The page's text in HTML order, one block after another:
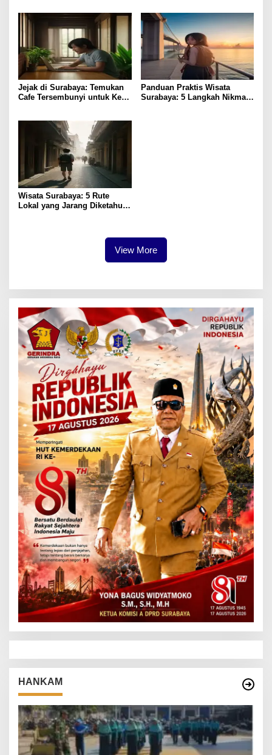
Jejak di Surabaya: Temukan
Cafe Tersembunyi untuk Kerja
Panduan Praktis Wisata
Surabaya: 5 Langkah Nikmati
Wisata Surabaya: 5 Rute
Lokal yang Jarang Diketahui
View More
HANKAM